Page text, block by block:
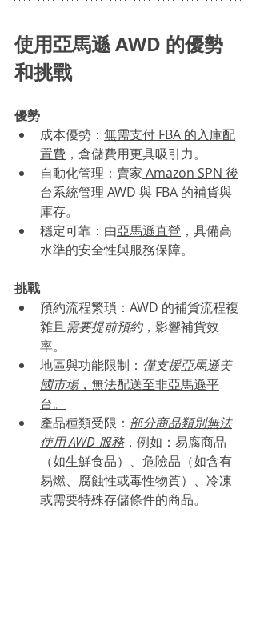
使用亞馬遜 AWD 的優勢
和挑戰
優勢
成本優勢： 無需支付 FBA 的入庫配
置費 ，倉儲費用更具吸引力。
自動化管理：賣家 Amazon SPN 後
台系統管理 AWD 與 FBA 的補貨與
庫存。
穩定可靠：由亞馬遜直營 ，具備高
水準的安全性與服務保障。
挑戰
預約流程繁瑣：AWD 的補貨流程複
雜且 需要提前預約，影響補貨效
率。
地區與功能限制： 僅支援亞馬遜美
國市場，無法配送至非亞馬遜平
台。
產品種類受限： 部分商品類別無法
使用 AWD 服務，例如：易腐商品
（如生鮮食品）、危險品（如含有
易燃、腐蝕性或毒性物質）、冷凍
或需要特殊存儲條件的商品。